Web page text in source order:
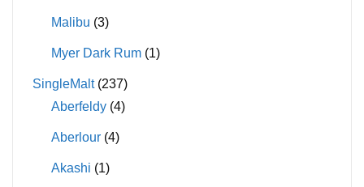
Malibu (3)
Myer Dark Rum (1)
SingleMalt (237)
Aberfeldy (4)
Aberlour (4)
Akashi (1)